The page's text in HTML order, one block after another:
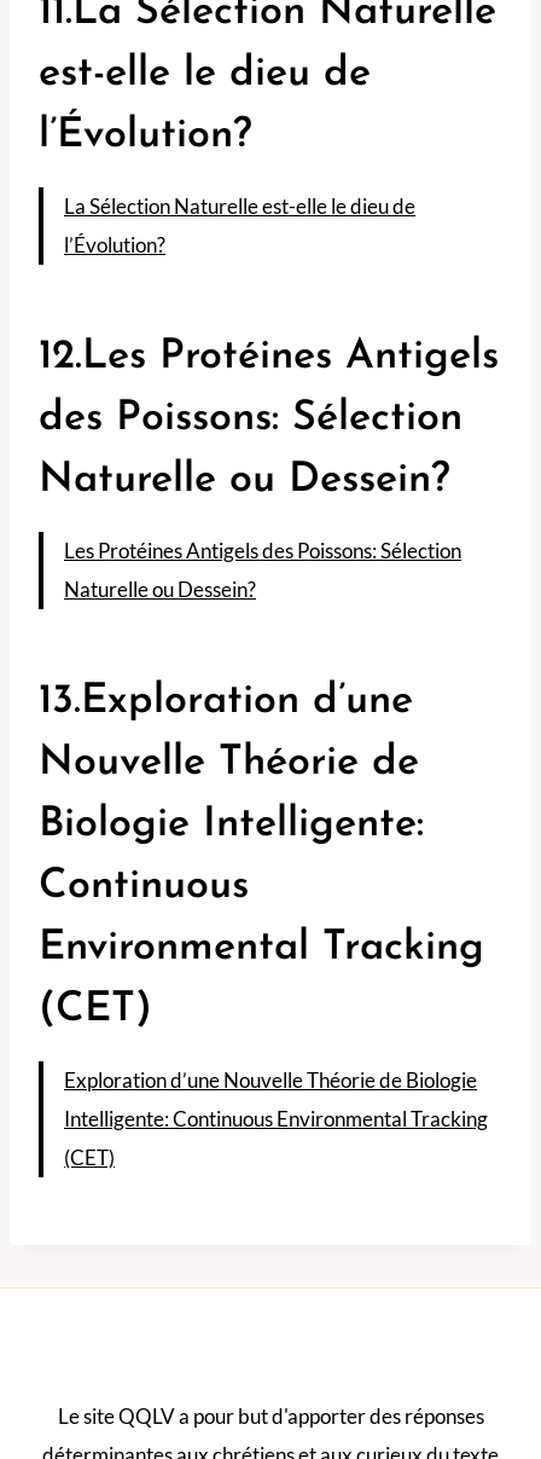
11.La Sélection Naturelle
est-elle le dieu de
l’Évolution?
La Sélection Naturelle est-elle le dieu de
l’Évolution?
12.Les Protéines Antigels
des Poissons: Sélection
Naturelle ou Dessein?
Les Protéines Antigels des Poissons: Sélection
Naturelle ou Dessein?
13.Exploration d’une
Nouvelle Théorie de
Biologie Intelligente:
Continuous
Environmental Tracking
(CET)
Exploration d’une Nouvelle Théorie de Biologie
Intelligente: Continuous Environmental Tracking
(CET)
Le site QQLV a pour but d'apporter des réponses